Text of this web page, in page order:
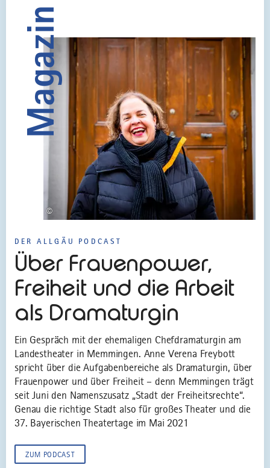
Magazin
DER ALLGÄU PODCAST
Über Frauenpower,
Freiheit und die Arbeit
als Dramaturgin
©
Ein Gespräch mit der ehemaligen Chefdramaturgin am
Landestheater in Memmingen. Anne Verena Freybott
spricht über die Aufgabenbereiche als Dramaturgin, über
Frauenpower und über Freiheit – denn Memmingen trägt
seit Juni den Namenszusatz „Stadt der Freiheitsrechte“.
Genau die richtige Stadt also für großes Theater und die
37. Bayerischen Theatertage im Mai 2021
ZUM PODCAST